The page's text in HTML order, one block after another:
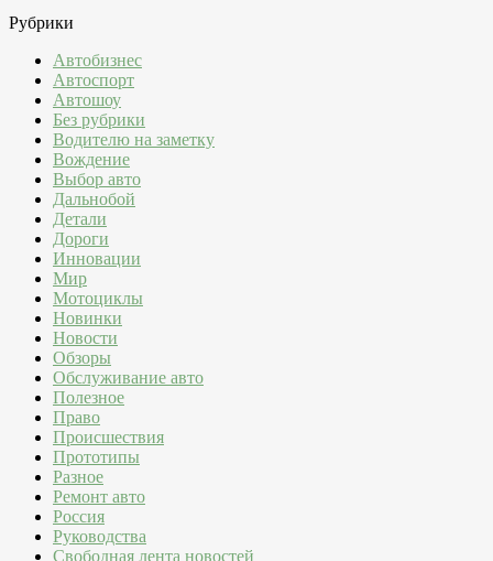
Рубрики
Автобизнес
Автоспорт
Автошоу
Без рубрики
Водителю на заметку
Вождение
Выбор авто
Дальнобой
Детали
Дороги
Инновации
Мир
Мотоциклы
Новинки
Новости
Обзоры
Обслуживание авто
Полезное
Право
Происшествия
Прототипы
Разное
Ремонт авто
Россия
Руководства
Свободная лента новостей